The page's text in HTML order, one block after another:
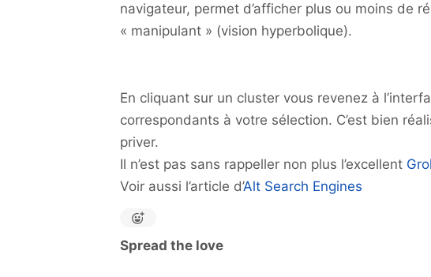
navigateur, permet d’afficher plus ou moins de
« manipulant » (vision hyperbolique).
En cliquant sur un cluster vous revenez à
correspondants à votre sélection. C’est bien
priver.
Il n’est pas sans rappeller non plus l’excellent
Voir aussi l’article d’Alt Search Engines
Spread the love